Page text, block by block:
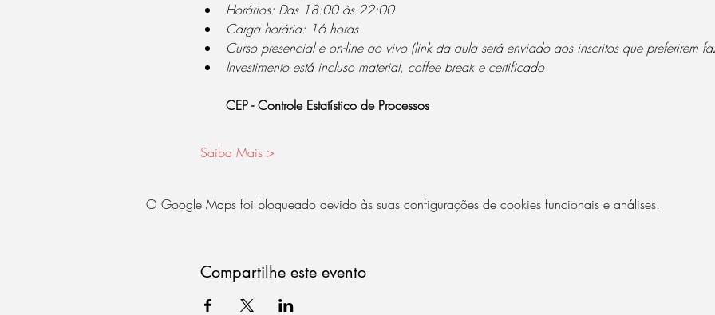
Horários: Das 18:00 às 22:00
Carga horária: 16 horas
Curso presencial e on-line ao vivo (link da aula será enviado aos inscritos que preferirem
Investimento está incluso material, coffee break e certificado
CEP - Controle Estatístico de Processos
Saiba Mais >
O Google Maps foi bloqueado devido às suas configurações de cookies funcionais e análises.
Compartilhe este evento